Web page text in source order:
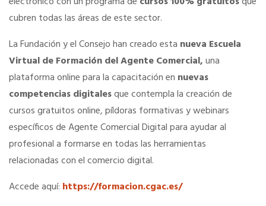
SERVICIOS EN TU COLEGIO
Si eres mujer o tienes menos de 36…
Curso de Acceso
Formación gratuita
Descuentos exclusivos
cubren todas las áreas de este sector.
La Fundación y el Consejo han creado esta nueva Escuela
Virtual de Formación del Agente Comercial,una
plataforma online para la capacitación en nuevas
competencias digitalesque contempla la creación de
cursos gratuitos online, píldoras formativas y webinars
específicos de Agente Comercial Digital para ayudar al
profesional a formarse en todas las herramientas
relacionadas con el comercio digital.
Accede aquí: https://formacion.cgac.es/